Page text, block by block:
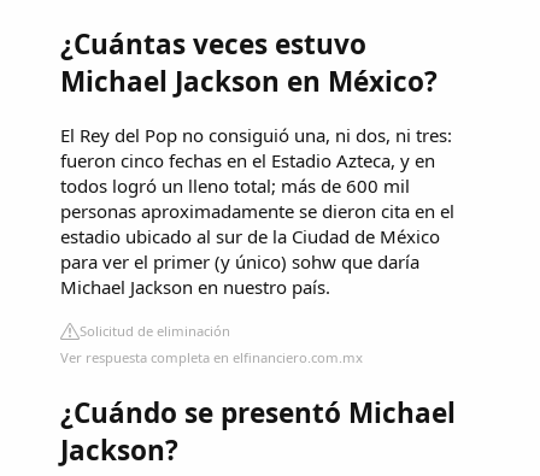
¿Cuántas veces estuvo
Michael Jackson en México?
El Rey del Pop no consiguió una, ni dos, ni tres:
fueron cinco fechas en el Estadio Azteca, y en
todos logró un lleno total; más de 600 mil
personas aproximadamente se dieron cita en el
estadio ubicado al sur de la Ciudad de México
para ver el primer (y único) sohw que daría
Michael Jackson en nuestro país.
Solicitud de eliminación
Ver respuesta completa en elfinanciero.com.mx
¿Cuándo se presentó Michael
Jackson?